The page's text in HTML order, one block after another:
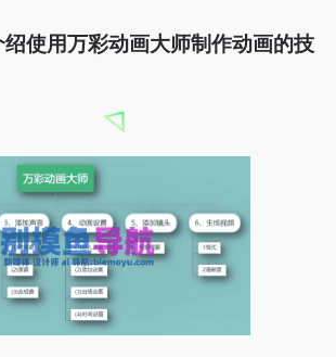
使用万彩动画大师制作动画的技